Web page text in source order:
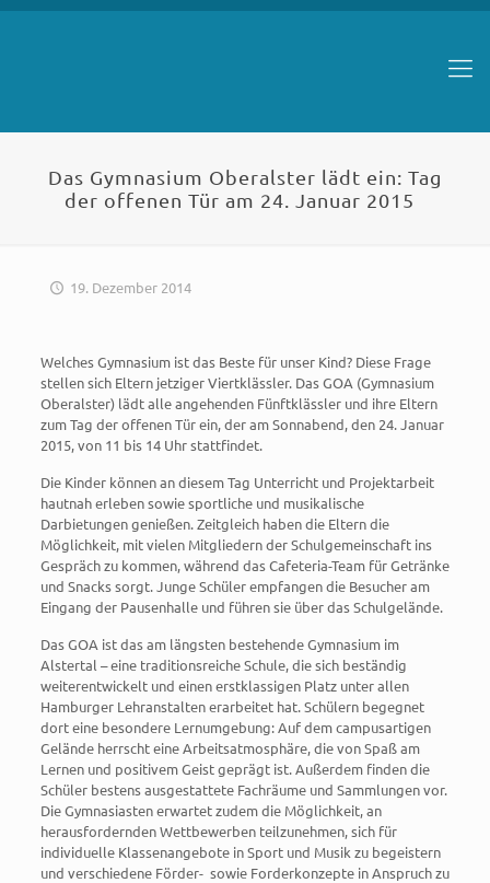
Das Gymnasium Oberalster lädt ein: Tag
der offenen Tür am 24. Januar 2015
19. Dezember 2014
Welches Gymnasium ist das Beste für unser Kind? Diese Frage
stellen sich Eltern jetziger Viertklässler. Das GOA (Gymnasium
Oberalster) lädt alle angehenden Fünftklässler und ihre Eltern
zum Tag der offenen Tür ein, der am Sonnabend, den 24. Januar
2015, von 11 bis 14 Uhr stattfindet.
Die Kinder können an diesem Tag Unterricht und Projektarbeit
hautnah erleben sowie sportliche und musikalische
Darbietungen genießen. Zeitgleich haben die Eltern die
Möglichkeit, mit vielen Mitgliedern der Schulgemeinschaft ins
Gespräch zu kommen, während das Cafeteria-Team für Getränke
und Snacks sorgt. Junge Schüler empfangen die Besucher am
Eingang der Pausenhalle und führen sie über das Schulgelände.
Das GOA ist das am längsten bestehende Gymnasium im
Alstertal – eine traditionsreiche Schule, die sich beständig
weiterentwickelt und einen erstklassigen Platz unter allen
Hamburger Lehranstalten erarbeitet hat. Schülern begegnet
dort eine besondere Lernumgebung: Auf dem campusartigen
Gelände herrscht eine Arbeitsatmosphäre, die von Spaß am
Lernen und positivem Geist geprägt ist. Außerdem finden die
Schüler bestens ausgestattete Fachräume und Sammlungen vor.
Die Gymnasiasten erwartet zudem die Möglichkeit, an
herausfordernden Wettbewerben teilzunehmen, sich für
individuelle Klassenangebote in Sport und Musik zu begeistern
und verschiedene Förder- sowie Forderkonzepte in Anspruch zu